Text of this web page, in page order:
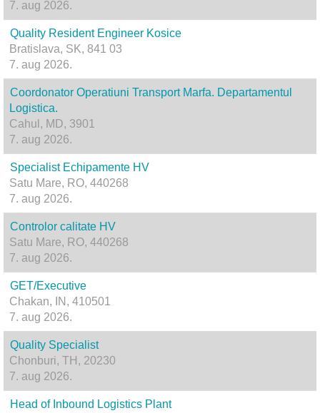
7. aug 2026.
Quality Resident Engineer Kosice
Bratislava, SK, 841 03
7. aug 2026.
Coordonator Operatiuni Transport Marfa. Departamentul
Logistica.
Cahul, MD, 3901
7. aug 2026.
Specialist Echipamente HV
Satu Mare, RO, 440268
7. aug 2026.
Controlor calitate HV
Satu Mare, RO, 440268
7. aug 2026.
GET/Executive
Chakan, IN, 410501
7. aug 2026.
Quality Specialist
Chonburi, TH, 20230
7. aug 2026.
Head of Inbound Logistics Plant